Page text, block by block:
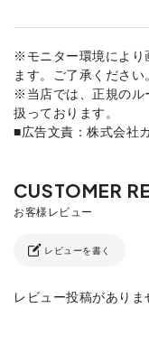
※モニター環境により
ます。ご了承ください。
※当店では、正規のル
扱っております。
■広告文責：株式会社
レビューを書く
レビュー投稿がありま